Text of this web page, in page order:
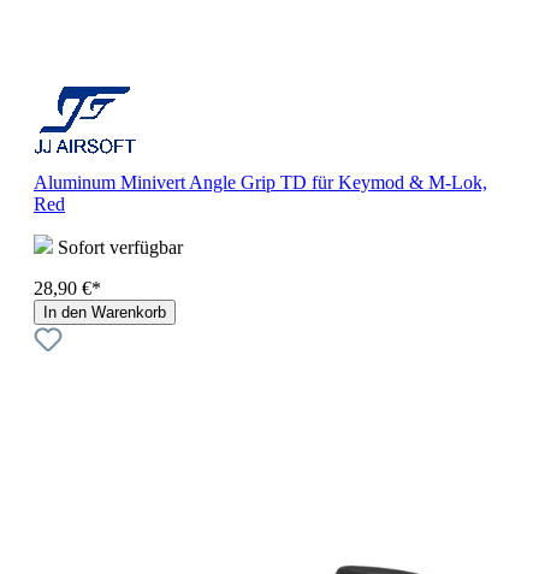
Aluminum Minivert Angle Grip TD für Keymod & M-Lok,
Red
Sofort verfügbar
28,90 €*
In den Warenkorb